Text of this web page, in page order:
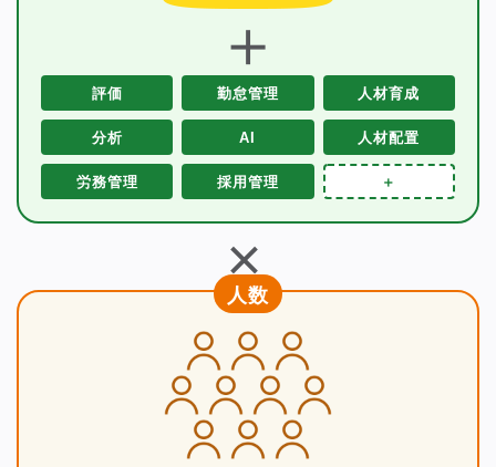
＋
評価 勤怠管理 人材育成
分析 AI 人材配置
労務管理 採用管理 ＋
＋
人数